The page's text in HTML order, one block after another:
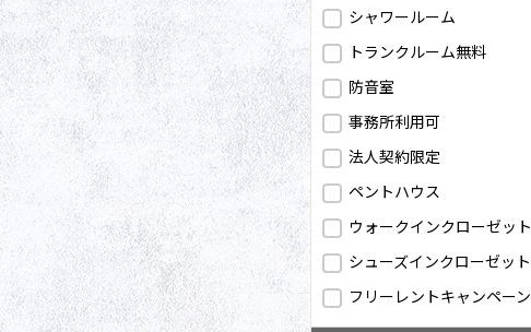
シャワールーム
トランクルーム無料
防音室
事務所利用可
法人契約限定
ペントハウス
ウォークインクローゼット
シューズインクローゼット
フリーレントキャンペーン